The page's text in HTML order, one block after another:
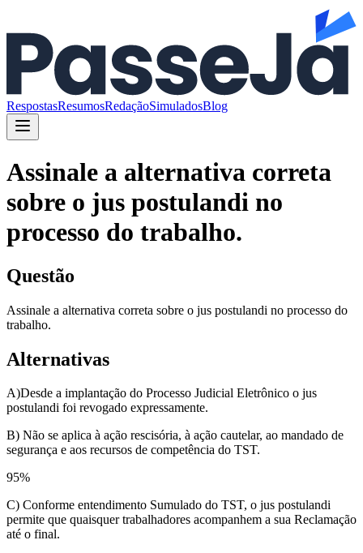
RespostasResumosRedaçãoSimuladosBlog
Assinale a alternativa correta
sobre o jus postulandi no
processo do trabalho.
Questão
Assinale a alternativa correta sobre o jus postulandi no processo do
trabalho.
Alternativas
A)Desde a implantação do Processo Judicial Eletrônico o jus
postulandi foi revogado expressamente.
B) Não se aplica à ação rescisória, à ação cautelar, ao mandado de
segurança e aos recursos de competência do TST.
95%
C) Conforme entendimento Sumulado do TST, o jus postulandi
permite que quaisquer trabalhadores acompanhem a sua Reclamação
até o final.